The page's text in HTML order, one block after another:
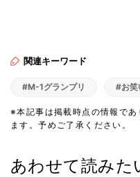
関連キーワード
#M-1グランプリ #お笑
※本記事は掲載時点の情報で
ます。予めご了承ください。
あわせて読みた